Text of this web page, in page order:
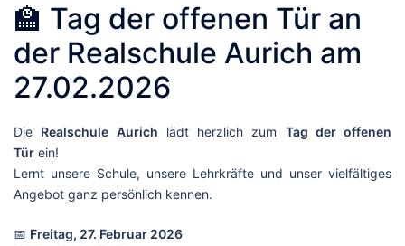
🏫 Tag der offenen Tür an
der Realschule Aurich am
27.02.2026
Die Realschule Aurich lädt herzlich zum Tag der offenen
Tür ein!
Lernt unsere Schule, unsere Lehrkräfte und unser vielfältiges
Angebot ganz persönlich kennen.
📅 Freitag, 27. Februar 2026